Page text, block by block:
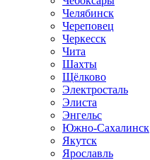
Челябинск
Череповец
Черкесск
Чита
Шахты
Щёлково
Электросталь
Элиста
Энгельс
Южно-Сахалинск
Якутск
Ярославль